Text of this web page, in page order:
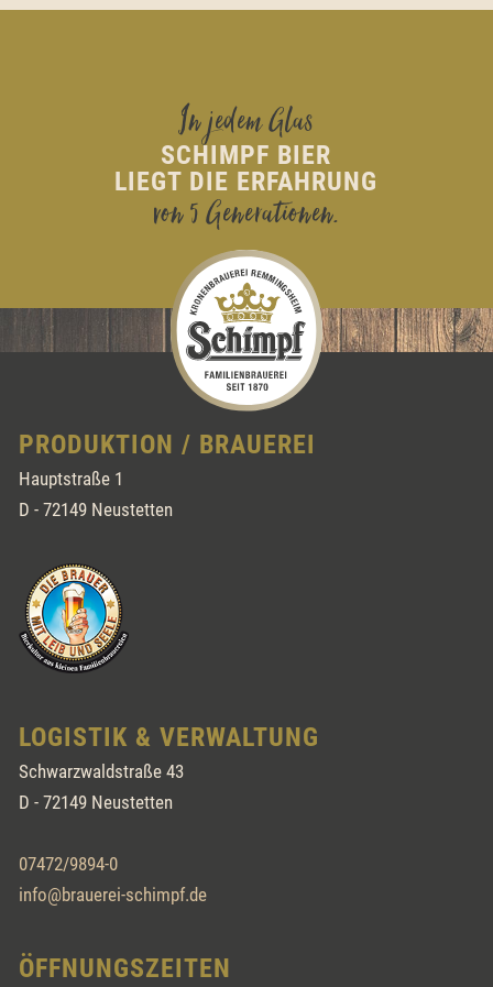
In jedem Glas
SCHIMPF BIER
LIEGT DIE ERFAHRUNG
von 5 Generationen.
PRODUKTION / BRAUEREI
Hauptstraße 1
D - 72149 Neustetten
LOGISTIK & VERWALTUNG
Schwarzwaldstraße 43
D - 72149 Neustetten
07472/9894-0
info@brauerei-schimpf.de
ÖFFNUNGSZEITEN